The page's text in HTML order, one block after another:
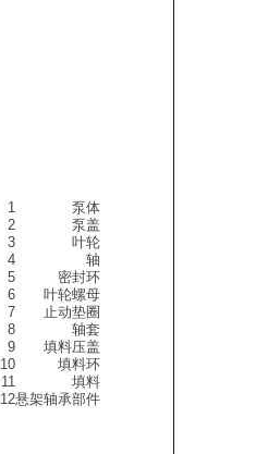
1
泵体
2
泵盖
3
叶轮
4
轴
5
密封环
6
叶轮螺母
7
止动垫圈
8
轴套
9
填料压盖
10
填料环
11
填料
12悬架轴承部件